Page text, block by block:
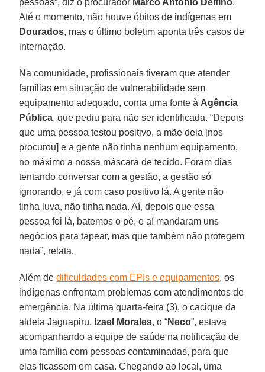
Até o momento, não houve óbitos de indígenas em
Dourados, mas o último boletim aponta três casos de
internação.
Na comunidade, profissionais tiveram que atender
famílias em situação de vulnerabilidade sem
equipamento adequado, conta uma fonte à Agência
Pública, que pediu para não ser identificada. “Depois
que uma pessoa testou positivo, a mãe dela [nos
procurou] e a gente não tinha nenhum equipamento,
no máximo a nossa máscara de tecido. Foram dias
tentando conversar com a gestão, a gestão só
ignorando, e já com caso positivo lá. A gente não
tinha luva, não tinha nada. Aí, depois que essa
pessoa foi lá, batemos o pé, e aí mandaram uns
negócios para tapear, mas que também não protegem
nada”, relata.
Além dedificuldades com EPIs e equipamentos, os
indígenas enfrentam problemas com atendimentos de
emergência. Na última quarta-feira (3), o cacique da
aldeia Jaguapiru, Izael Morales, o “Neco”, estava
acompanhando a equipe de saúde na notificação de
uma família com pessoas contaminadas, para que
elas ficassem em casa. Chegando ao local, uma